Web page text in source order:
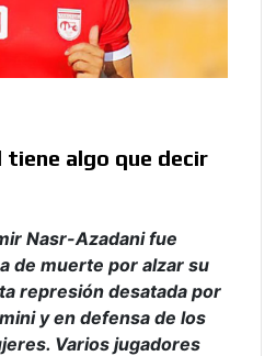
algo que decir
Nasr-Azadani fue
de muerte por alzar su
represión desatada por
y en defensa de los
Varios jugadores